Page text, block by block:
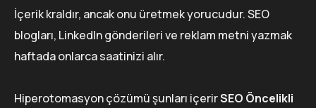
İçerik kraldır, ancak onu üretmek yorucudur. SEO
blogları, LinkedIn gönderileri ve reklam metni yazmak
haftada onlarca saatinizi alır.
Hiperotomasyon çözümü şunları içerirSEO Öncelikli